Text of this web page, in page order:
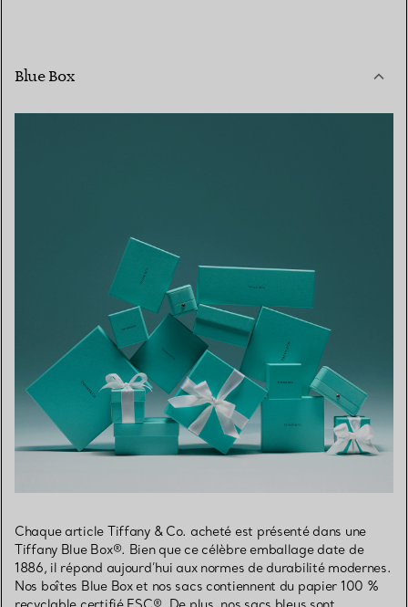
Blue Box
Chaque article Tiffany & Co. acheté est présenté dans une
Tiffany Blue Box®. Bien que ce célèbre emballage date de
1886, il répond aujourd’hui aux normes de durabilité modernes.
Nos boîtes Blue Box et nos sacs contiennent du papier 100 %